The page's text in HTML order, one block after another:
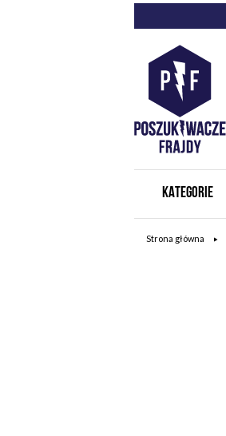
KATEGORIE
Strona główna